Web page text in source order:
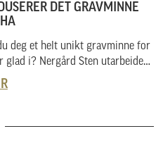
DET GRAVMINNE
deg et helt unikt gravminne for
glad i? Nergård Sten utarbeider
unike gravminner i samarbeid
Vi skal her forklare hvordan
noe helt spesielt i tankene.